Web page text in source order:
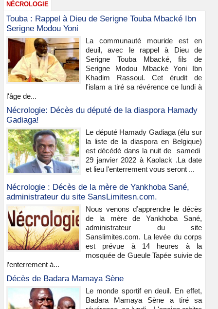
NÉCROLOGIE
Touba : Rappel à Dieu de Serigne Touba Mbacké Ibn
Serigne Modou Yoni
La communauté mouride est en
deuil, avec le rappel à Dieu de
Serigne Touba Mbacké, fils de
Serigne Modou Mbacké Yoni Ibn
Khadim Rassoul. Cet érudit de
l'islam a tiré sa révérence ce lundi à
l'âge de...
Nécrologie: Décès du député de la diaspora Hamady
Gadiaga!
Le député Hamady Gadiaga (élu sur
la liste de la diaspora en Belgique)
est décédé dans la nuit de samedi
29 janvier 2022 à Kaolack .La date
et lieu l'enterrement vous seront ...
Nécrologie : Décès de la mère de Yankhoba Sané,
administrateur du site SansLimitesn.com.
Nous venons d’apprendre le décès
de la mère de Yankhoba Sané,
administrateur du site
Sanslimites.com. La levée du corps
est prévue à 14 heures à la
mosquée de Gueule Tapée suivie de
l’enterrement à...
Décès de Badara Mamaya Sène
Le monde sportif en deuil. En effet,
Badara Mamaya Sène a tiré sa